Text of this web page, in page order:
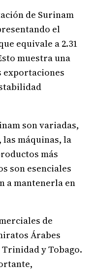
de Surinam
el
equivale a 2.31
muestra una
exportaciones
son variadas,
máquinas, la
más
son esenciales
a mantenerla en
de
Árabes
Trinidad y Tobago.